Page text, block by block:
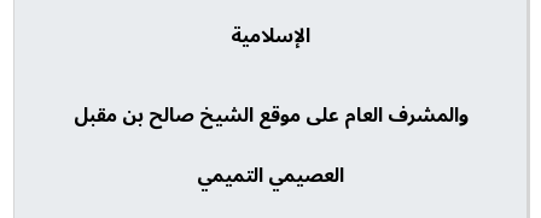
الإسلامية
والمشرف العام على موقع الشيخ صالح بن مقبل
العصيمي التميمي